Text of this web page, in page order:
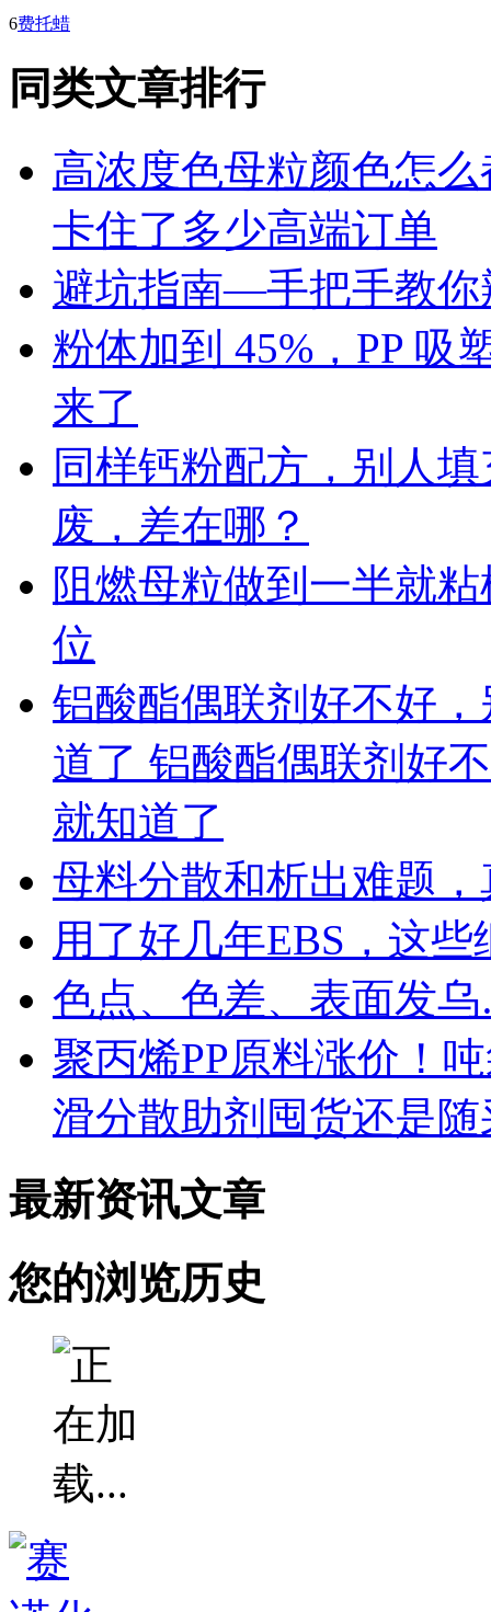
6费托蜡
同类文章排行
高浓度色母粒颜色怎
卡住了多少高端订单
避坑指南—手把手教你
粉体加到 45%，PP 吸
来了
同样钙粉配方，别人
废，差在哪？
阻燃母粒做到一半就
位
铝酸酯偶联剂好不好
道了 铝酸酯偶联剂好
就知道了
母料分散和析出难题
用了好几年EBS，这
色点、色差、表面发
聚丙烯PP原料涨价！
滑分散助剂囤货还是随
最新资讯文章
您的浏览历史